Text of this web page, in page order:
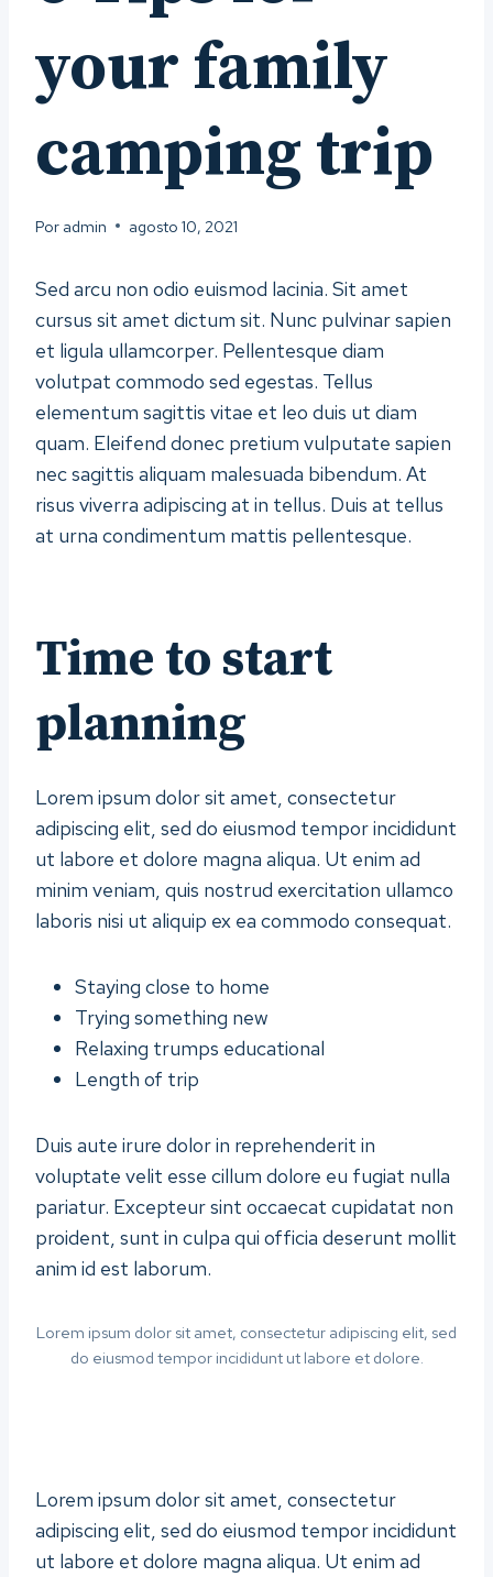
your family
camping trip
Por admin agosto 10, 2021
Sed arcu non odio euismod lacinia. Sit amet
cursus sit amet dictum sit. Nunc pulvinar sapien
et ligula ullamcorper. Pellentesque diam
volutpat commodo sed egestas. Tellus
elementum sagittis vitae et leo duis ut diam
quam. Eleifend donec pretium vulputate sapien
nec sagittis aliquam malesuada bibendum. At
risus viverra adipiscing at in tellus. Duis at tellus
at urna condimentum mattis pellentesque.
Time to start
planning
Lorem ipsum dolor sit amet, consectetur
adipiscing elit, sed do eiusmod tempor incididunt
ut labore et dolore magna aliqua. Ut enim ad
minim veniam, quis nostrud exercitation ullamco
laboris nisi ut aliquip ex ea commodo consequat.
Staying close to home
Trying something new
Relaxing trumps educational
Length of trip
Duis aute irure dolor in reprehenderit in
voluptate velit esse cillum dolore eu fugiat nulla
pariatur. Excepteur sint occaecat cupidatat non
proident, sunt in culpa qui officia deserunt mollit
anim id est laborum.
Lorem ipsum dolor sit amet, consectetur adipiscing elit, sed
do eiusmod tempor incididunt ut labore et dolore.
Lorem ipsum dolor sit amet, consectetur
adipiscing elit, sed do eiusmod tempor incididunt
ut labore et dolore magna aliqua. Ut enim ad